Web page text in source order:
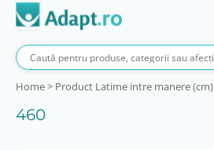
Home> Product Latime intre manere (cm)
460